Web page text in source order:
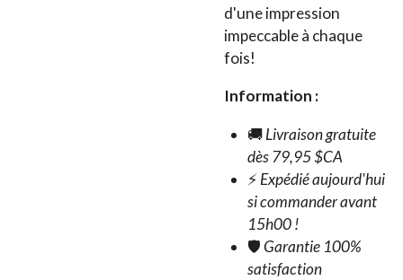
d'une impression
impeccable à chaque
fois!
Information :
🚚Livraison gratuite
dès 79,95 $CA
⚡Expédié aujourd'hui
si commander avant
15h00 !
🛡️Garantie 100%
satisfaction